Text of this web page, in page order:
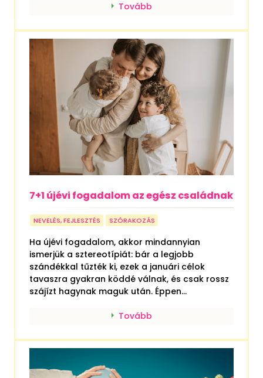
Tovább
7+1 újévi fogadalom az egész családnak
NEVELÉS, FEJLESZTÉS SZÓRAKOZÁS
Ha újévi fogadalom, akkor mindannyian
ismerjük a sztereotípiát: bár a legjobb
szándékkal tűzték ki, ezek a januári célok
tavaszra gyakran köddé válnak, és csak rossz
szájízt hagynak maguk után. Éppen...
Tovább